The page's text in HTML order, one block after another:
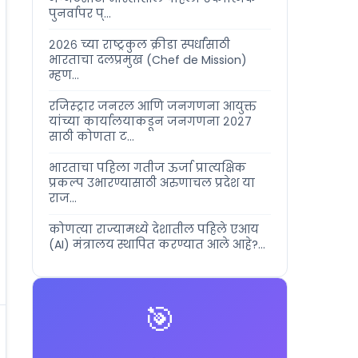
पुनर्वापर प्...
२०२६ च्या राष्ट्रकुल क्रीडा स्पर्धांसाठी
भारताचा दलप्रमुख (Chef de Mission)
म्हण...
रजिस्ट्रार जनरल आणि जनगणना आयुक्त
यांच्या कार्यालयाकडून जनगणना २०२७
साठी कोणता ट...
भारताचा पहिला गतीज ऊर्जा प्रात्यक्षिक
प्रकल्प उभारण्यासाठी अरुणाचल प्रदेश या
राज...
कोणत्या राज्यामध्ये देशातील पहिले एआय
(AI) मंत्रालय स्थापित करण्यात आले आहे?...
🎯